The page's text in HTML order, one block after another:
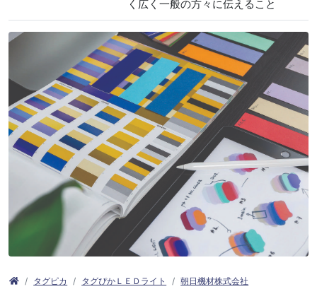
く広く一般の方々に伝えること
タグピカ タグぴかＬＥＤライト
朝日機材株式会社